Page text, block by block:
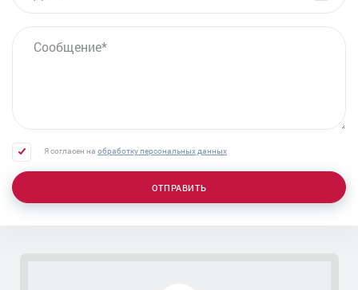
Уретроцистоскопия
Трансуретральная резекция (ТУР) аденомы
Удаление атеромы мошонки
Я согласен на обработку персональных данных
ОТПРАВИТЬ